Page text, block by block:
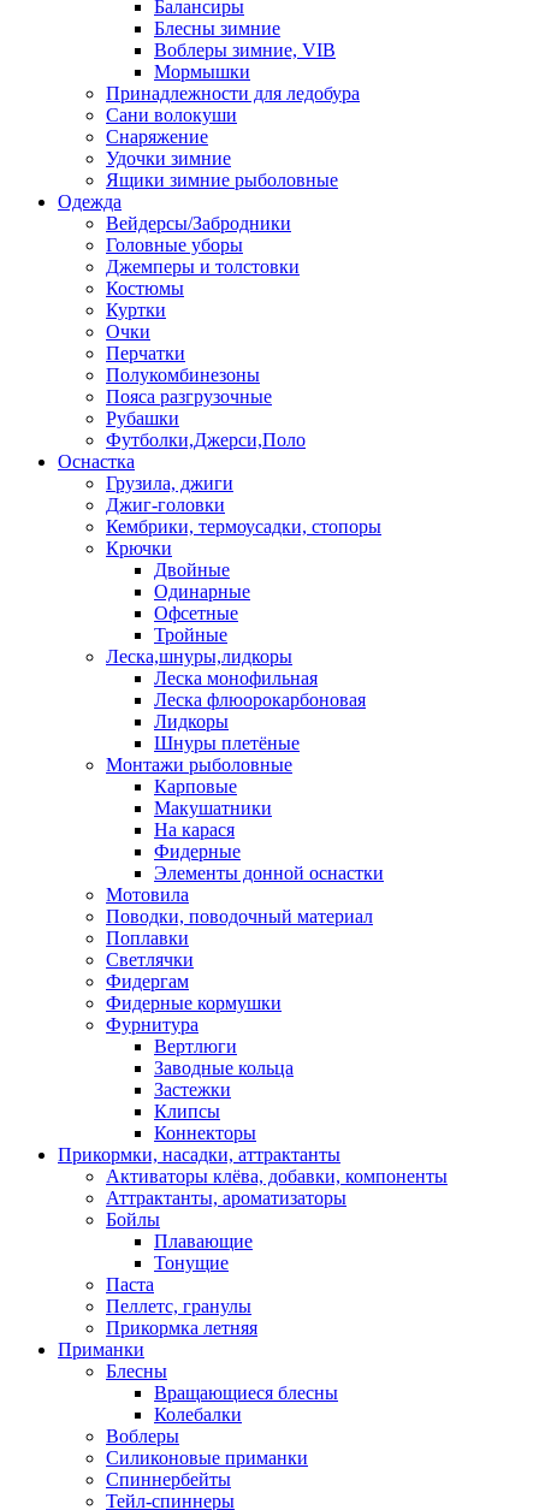
Балансиры
Блесны зимние
Воблеры зимние, VIB
Мормышки
Принадлежности для ледобура
Сани волокуши
Снаряжение
Удочки зимние
Ящики зимние рыболовные
Одежда
Вейдерсы/Забродники
Головные уборы
Джемперы и толстовки
Костюмы
Куртки
Очки
Перчатки
Полукомбинезоны
Пояса разгрузочные
Рубашки
Футболки,Джерси,Поло
Оснастка
Грузила, джиги
Джиг-головки
Кембрики, термоусадки, стопоры
Крючки
Двойные
Одинарные
Офсетные
Тройные
Леска,шнуры,лидкоры
Леска монофильная
Леска флюорокарбоновая
Лидкоры
Шнуры плетёные
Монтажи рыболовные
Карповые
Макушатники
На карася
Фидерные
Элементы донной оснастки
Мотовила
Поводки, поводочный материал
Поплавки
Светлячки
Фидергам
Фидерные кормушки
Фурнитура
Вертлюги
Заводные кольца
Застежки
Клипсы
Коннекторы
Прикормки, насадки, аттрактанты
Активаторы клёва, добавки, компоненты
Аттрактанты, ароматизаторы
Бойлы
Плавающие
Тонущие
Паста
Пеллетс, гранулы
Прикормка летняя
Приманки
Блесны
Вращающиеся блесны
Колебалки
Воблеры
Силиконовые приманки
Спиннербейты
Тейл-спиннеры